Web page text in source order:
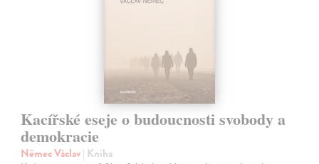
Kacířské eseje o budoucnosti svobody a
demokracie
Němec Václav| Kniha